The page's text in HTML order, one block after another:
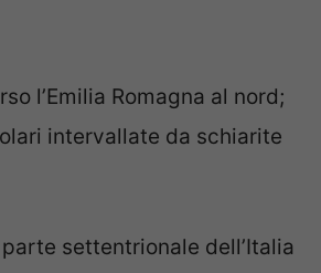
l’Emilia Romagna al nord;
intervallate da schiarite
settentrionale dell’Italia